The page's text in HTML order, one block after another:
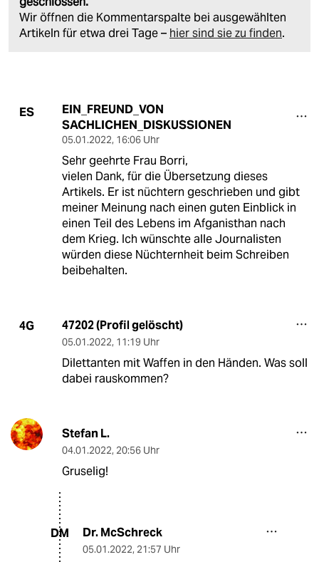
Wir öffnen die Kommentarspalte bei ausgewählten
Artikeln für etwa drei Tage – hier sind sie zu finden.
ES
EIN_FREUND_VON
SACHLICHEN_DISKUSSIONEN
05.01.2022, 16:06 Uhr
Sehr geehrte Frau Borri,
vielen Dank, für die Übersetzung dieses
Artikels. Er ist nüchtern geschrieben und gibt
meiner Meinung nach einen guten Einblick in
einen Teil des Lebens im Afganisthan nach
dem Krieg. Ich wünschte alle Journalisten
würden diese Nüchternheit beim Schreiben
beibehalten.
4G 47202 (Profil gelöscht)
05.01.2022, 11:19 Uhr
Dilettanten mit Waffen in den Händen. Was soll
dabei rauskommen?
Stefan L.
04.01.2022, 20:56 Uhr
Gruselig!
DM Dr. McSchreck
05.01.2022, 21:57 Uhr